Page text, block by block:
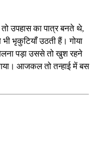
उपहास का पात्र बनते थे,
भृकुटियाँ उठती हैं। गोया
पड़ा उससे तो खुश रहने
आजकल तो तन्हाई में बस